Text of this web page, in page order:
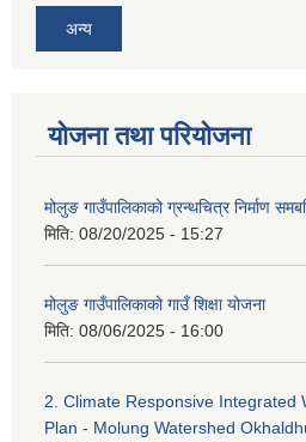
अन्य
योजना तथा परियोजना
मोलुङ गाउँपालिकाको ग्रन्थचित्र निर्माण
मिति: 08/20/2025 - 15:27
मोलुङ गाउँपालिकाको गाउँ शिक्षा योजना
मिति: 08/06/2025 - 16:00
2. Climate Responsive Integrated
Plan - Molung Watershed